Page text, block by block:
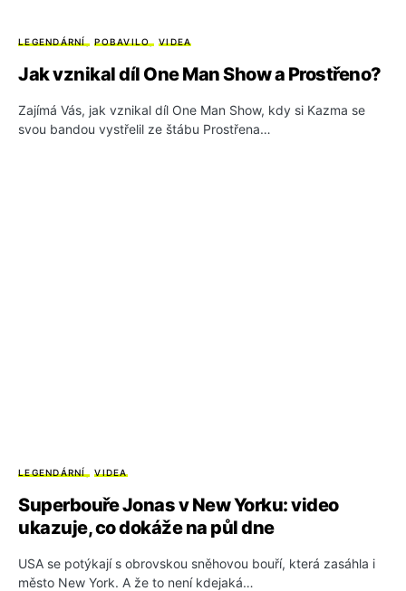
LEGENDÁRNÍ POBAVILO VIDEA
Jak vznikal díl One Man Show a Prostřeno?
Zajímá Vás, jak vznikal díl One Man Show, kdy si Kazma se
svou bandou vystřelil ze štábu Prostřena…
LEGENDÁRNÍ VIDEA
Superbouře Jonas v New Yorku: video
ukazuje, co dokáže na půl dne
USA se potýkají s obrovskou sněhovou bouří, která zasáhla i
město New York. A že to není kdejaká…